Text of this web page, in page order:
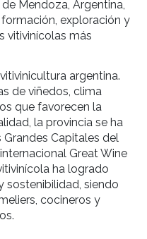
estudiantes y
Dumas tendrán la
en un viaje
de Mendoza,
formación,
vitivinícolas más
la vitivinicultura
de viñedos,
que favorecen
calidad, la provincia